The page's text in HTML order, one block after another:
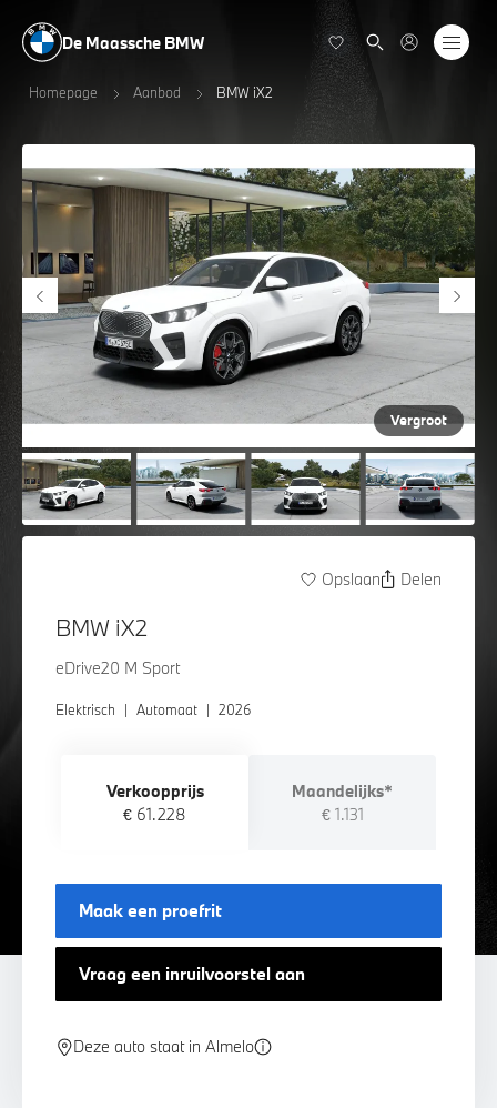
De Maassche BMW
Homepage Aanbod BMW iX2
Vergroot
Opslaan Delen
BMW iX2
eDrive20 M Sport
Elektrisch | Automaat | 2026
Verkoopprijs
€ 61.228
Maandelijks*
€ 1.131
Maak een proefrit
Vraag een inruilvoorstel aan
Deze auto staat in Almelo